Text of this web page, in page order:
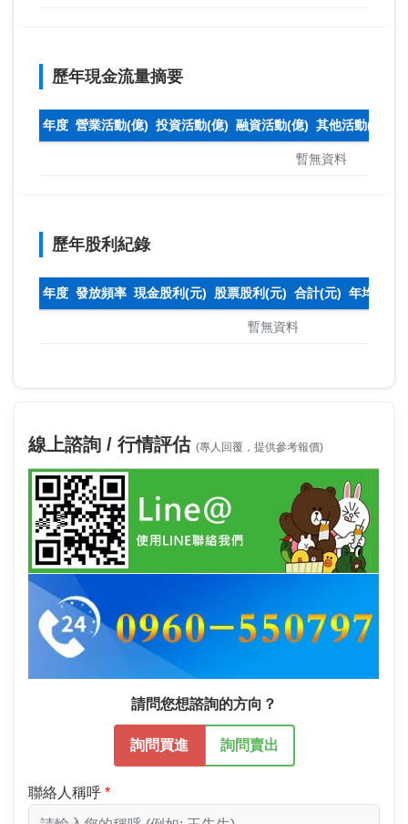
歷年現金流量摘要
年度 營業活動(億) 投資活動(億) 融資活動(億) 其他活動(億)
暫無資料
歷年股利紀錄
年度 發放頻率 現金股利(元) 股票股利(元) 合計(元) 年均收盤
暫無資料
線上諮詢 / 行情評估 (專人回覆，提供參考報價)
請問您想諮詢的方向？
詢問買進 詢問賣出
聯絡人稱呼